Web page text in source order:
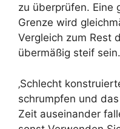
zu überprüfen. Eine
Grenze wird
Vergleich zum Rest
übermäßig steif sein.
‚Schlecht
schrumpfen und
Zeit auseinander